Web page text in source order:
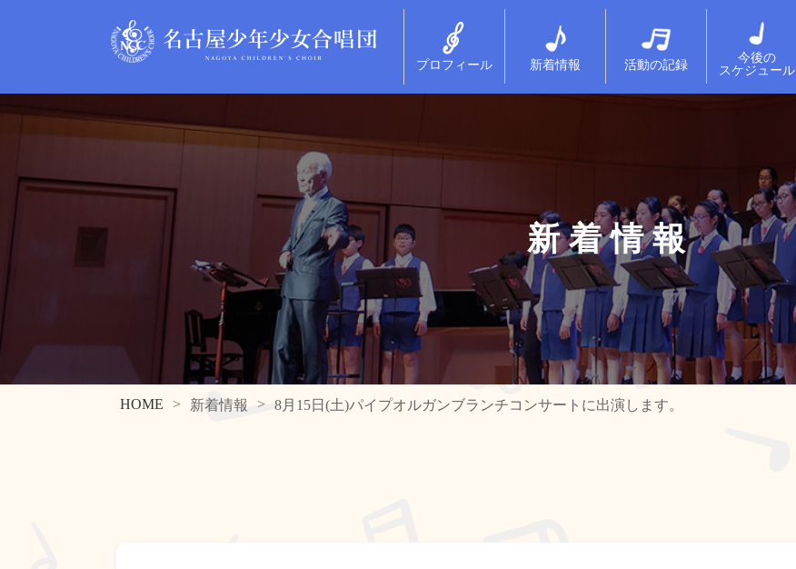
プロフィール 新着情報 活動の記録
今後の
スケジュール
新着情報
HOME 新着情報 8月15日(土)パイプオルガンブランチコンサートに出演します。